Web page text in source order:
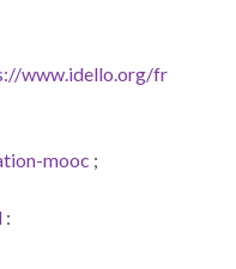
www.idello.org/fr
mooc ;
: